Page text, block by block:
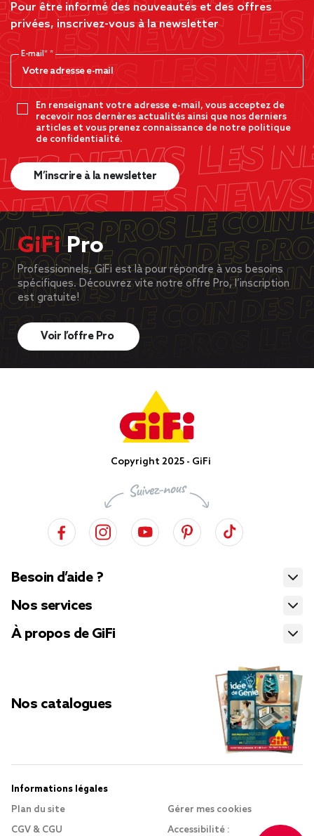
Pour être informé des nouveautés et des offres
privées, inscrivez-vous à la newsletter
E-mail*
En renseignant votre adresse e-mail, vous acceptez de
recevoir nos dernères actualités ainsi que nos derniers
articles et vous prenez connaissance de notre politique
de confidentialité.
M’inscrire à la newsletter
GiFiPro
Professionnels, GiFi est là pour répondre à vos besoins
spécifiques. Découvrez vite notre offre Pro, l’inscription
est gratuite!
Voir l’offre Pro
Copyright 2025 - GiFi
Besoin d’aide ?
Nos services
À propos de GiFi
Nos catalogues
Informations légales
Plan du site
CGV & CGU
Gérer mes cookies
Accessibilité :